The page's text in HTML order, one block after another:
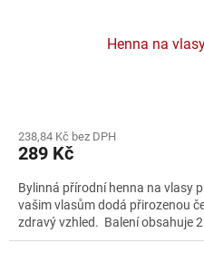
Henna na
238,84 Kč bez DPH
289 Kč
Bylinná přírodní henna na vlasy
vašim vlasům dodá přirozenou
zdravý vzhled. Balení obsahuje